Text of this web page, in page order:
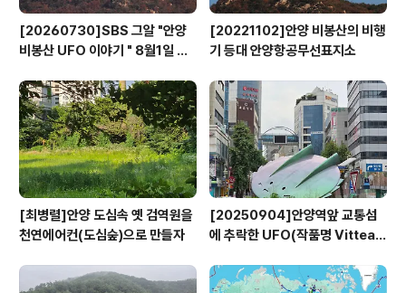
[20260730]SBS 그알 "안양
비봉산 UFO 이야기 " 8월1일 방
[20221102]안양 비봉산의 비행
기 등대 안양항공무선표지소
[최병렬]안양 도심속 옛 검역원을
천연에어컨(도심숲)으로 만들자
[20250904]안양역앞 교통섬
에 추락한 UFO(작품명 Vitteau